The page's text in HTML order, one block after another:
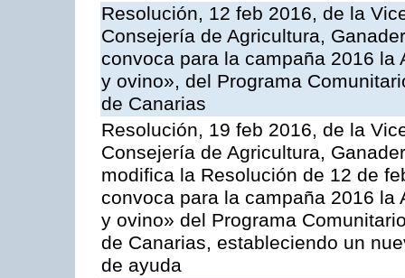
Resolución, 12 feb 2016, de la
Consejería de Agricultura,
convoca para la campaña 2016
y ovino», del Programa
de Canarias
Resolución, 19 feb 2016, de la
Consejería de Agricultura,
modifica la Resolución de 12 de
convoca para la campaña 2016
y ovino» del Programa
de Canarias, estableciendo un
de ayuda